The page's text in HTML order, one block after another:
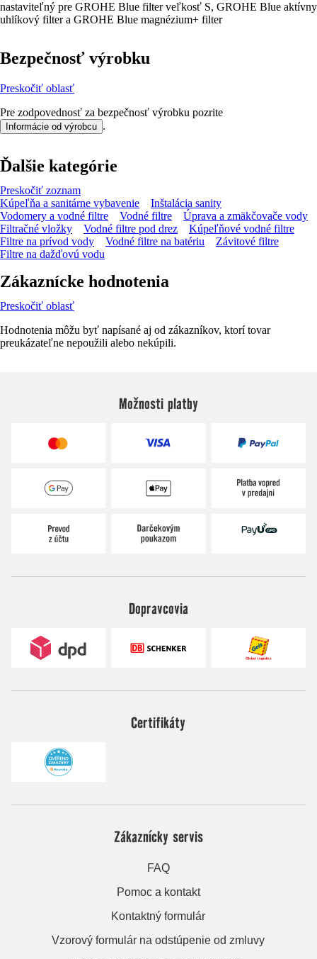
nastaviteľný pre GROHE Blue filter veľkosť S, GROHE Blue aktívny
uhlíkový filter a GROHE Blue magnézium+ filter
Bezpečnosť výrobku
Preskočiť oblasť
Pre zodpovednosť za bezpečnosť výrobku pozrite
Informácie od výrobcu .
Ďalšie kategórie
Preskočiť zoznam
Kúpeľňa a sanitárne vybavenie
Inštalácia sanity
Vodomery a vodné filtre
Vodné filtre
Úprava a zmäkčovače vody
Filtračné vložky
Vodné filtre pod drez
Kúpeľňové vodné filtre
Filtre na prívod vody
Vodné filtre na batériu
Závitové filtre
Filtre na dažďovú vodu
Zákaznícke hodnotenia
Preskočiť oblasť
Hodnotenia môžu byť napísané aj od zákazníkov, ktorí tovar
preukázateľne nepoužili alebo nekúpili.
Možnosti platby
Dopravcovia
Certifikáty
Zákaznícky servis
FAQ
Pomoc a kontakt
Kontaktný formulár
Vzorový formulár na odstúpenie od zmluvy